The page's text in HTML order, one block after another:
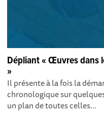
Dépliant « Œuvres dans
»
Il présente à la fois la
chronologique sur
un plan de toutes celles...